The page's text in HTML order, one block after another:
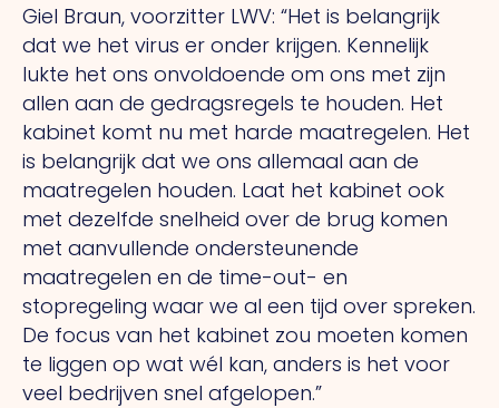
Giel Braun, voorzitter LWV: “Het is belangrijk
dat we het virus er onder krijgen. Kennelijk
lukte het ons onvoldoende om ons met zijn
allen aan de gedragsregels te houden. Het
kabinet komt nu met harde maatregelen. Het
is belangrijk dat we ons allemaal aan de
maatregelen houden. Laat het kabinet ook
met dezelfde snelheid over de brug komen
met aanvullende ondersteunende
maatregelen en de time-out- en
stopregeling waar we al een tijd over spreken.
De focus van het kabinet zou moeten komen
te liggen op wat wél kan, anders is het voor
veel bedrijven snel afgelopen.”